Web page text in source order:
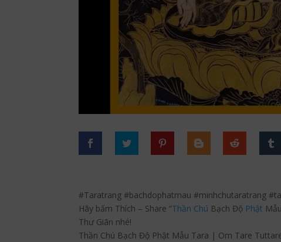
#Taratrang #bachdophatmau #minhchutaratrang
Hãy bấm Thích – Share “Thần Chú Bạch Độ Phật
Thư Giãn nhé!
Thần Chú Bạch Độ Phật Mẫu Tara | Om Tare